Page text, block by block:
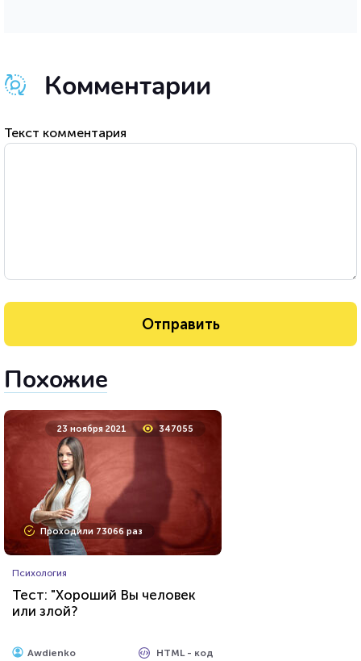
Комментарии
Текст комментария
Похожие
23 ноября 2021 347055
Проходили 73066 раз
Психология
Тест: "Хороший Вы человек
или злой?
Awdienko HTML - код